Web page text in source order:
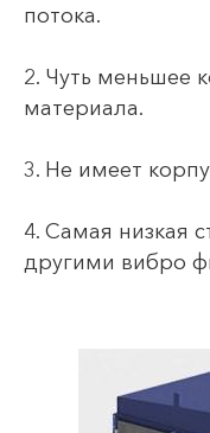
потока.
2. Чуть меньшее
материала.
3. Не имеет
4. Самая низкая
другими вибро